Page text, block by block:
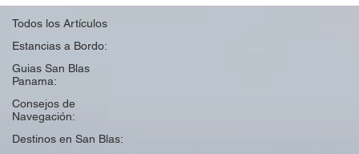
Todos los Artículos
Estancias a Bordo:
Guias San Blas
Panama:
Consejos de
Navegación:
Destinos en San Blas: